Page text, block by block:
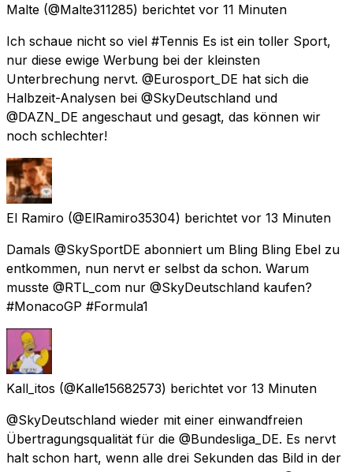
Malte (@Malte311285) berichtet vor 11 Minuten
Ich schaue nicht so viel #Tennis Es ist ein toller Sport,
nur diese ewige Werbung bei der kleinsten
Unterbrechung nervt. @Eurosport_DE hat sich die
Halbzeit-Analysen bei @SkyDeutschland und
@DAZN_DE angeschaut und gesagt, das können wir
noch schlechter!
El Ramiro (@ElRamiro35304) berichtet vor 13 Minuten
Damals @SkySportDE abonniert um Bling Bling Ebel zu
entkommen, nun nervt er selbst da schon. Warum
musste @RTL_com nur @SkyDeutschland kaufen?
#MonacoGP #Formula1
Kall_itos (@Kalle15682573) berichtet vor 13 Minuten
@SkyDeutschland wieder mit einer einwandfreien
Übertragungsqualität für die @Bundesliga_DE. Es nervt
halt schon hart, wenn alle drei Sekunden das Bild in der